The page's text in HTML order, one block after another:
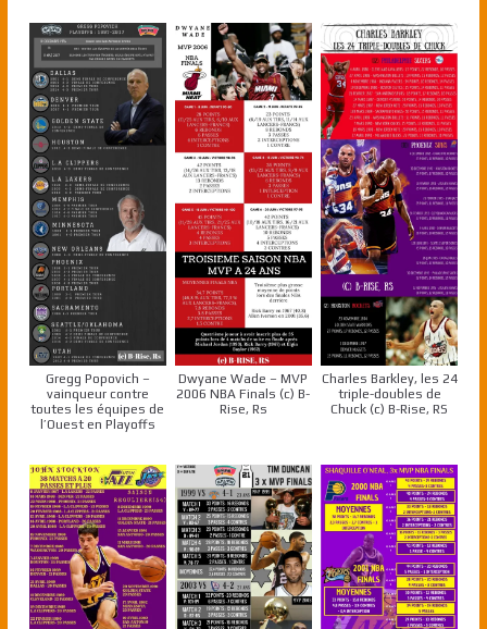
Gregg Popovich –
vainqueur contre
toutes les équipes de
l’Ouest en Playoffs
Dwyane Wade – MVP
2006 NBA Finals (c) B-
Rise, Rs
Charles Barkley, les 24
triple-doubles de
Chuck (c) B-Rise, RS